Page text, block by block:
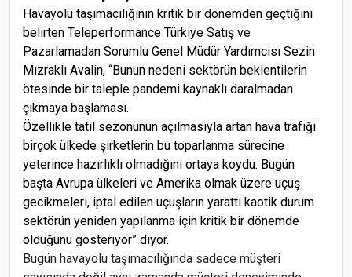
Havayolu taşımacılığının kritik bir dönemden geçtiğini
belirten Teleperformance Türkiye Satış ve
Pazarlamadan Sorumlu Genel Müdür Yardımcısı Sezin
Mızraklı Avalin, “Bunun nedeni sektörün beklentilerin
ötesinde bir taleple pandemi kaynaklı daralmadan
çıkmaya başlaması.
Özellikle tatil sezonunun açılmasıyla artan hava trafiği
birçok ülkede şirketlerin bu toparlanma sürecine
yeterince hazırlıklı olmadığını ortaya koydu. Bugün
başta Avrupa ülkeleri ve Amerika olmak üzere uçuş
gecikmeleri, iptal edilen uçuşların yarattı kaotik durum
sektörün yeniden yapılanma için kritik bir dönemde
olduğunu gösteriyor” diyor.
Bugün havayolu taşımacılığında sadece müşteri